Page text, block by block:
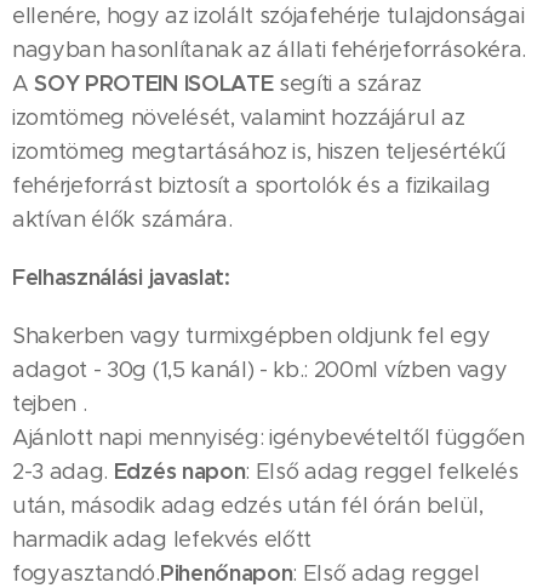
ellenére, hogy az izolált szójafehérje tulajdonságai
nagyban hasonlítanak az állati fehérjeforrásokéra.
ASOY PROTEIN ISOLATEsegíti a száraz
izomtömeg növelését, valamint hozzájárul az
izomtömeg megtartásához is, hiszen teljesértékű
fehérjeforrást biztosít a sportolók és a fizikailag
aktívan élők számára.
Felhasználási javaslat:
Shakerben vagy turmixgépben oldjunk fel egy
adagot - 30g (1,5 kanál) - kb.: 200ml vízben vagy
tejben .
Ajánlott napi mennyiség: igénybevételtől függően
2-3 adag. Edzés napon: Első adag reggel felkelés
után, második adag edzés után fél órán belül,
harmadik adag lefekvés előtt
fogyasztandó.Pihenőnapon: Első adag reggel